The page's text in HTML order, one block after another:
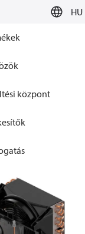
HU
központ
Solutions Hűtés